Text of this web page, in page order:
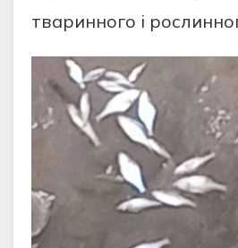
твaринного i